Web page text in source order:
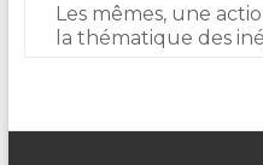
Les mêmes, une
la thématique des